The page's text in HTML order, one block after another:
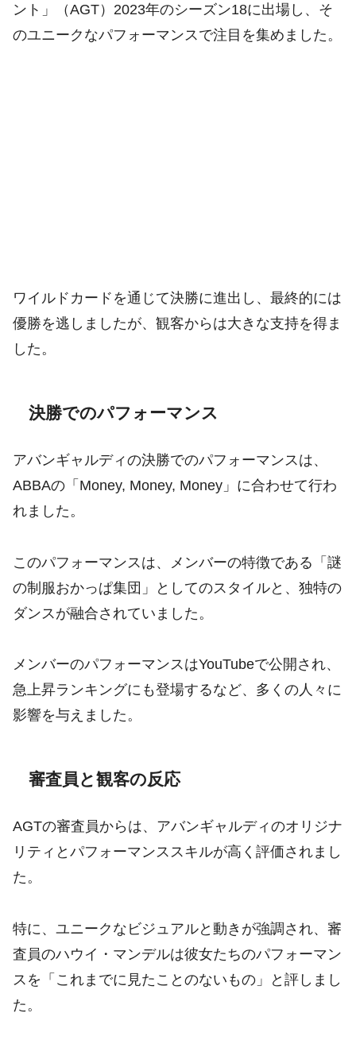
ント」（AGT）2023年のシーズン18に出場し、そ
のユニークなパフォーマンスで注目を集めました。
ワイルドカードを通じて決勝に進出し、最終的には
優勝を逃しましたが、観客からは大きな支持を得ま
した。
決勝でのパフォーマンス
アバンギャルディの決勝でのパフォーマンスは、
ABBAの「Money, Money, Money」に合わせて行わ
れました。
このパフォーマンスは、メンバーの特徴である「謎
の制服おかっぱ集団」としてのスタイルと、独特の
ダンスが融合されていました。
メンバーのパフォーマンスはYouTubeで公開され、
急上昇ランキングにも登場するなど、多くの人々に
影響を与えました。
審査員と観客の反応
AGTの審査員からは、アバンギャルディのオリジナ
リティとパフォーマンススキルが高く評価されまし
た。
特に、ユニークなビジュアルと動きが強調され、審
査員のハウイ・マンデルは彼女たちのパフォーマン
スを「これまでに見たことのないもの」と評しまし
た。